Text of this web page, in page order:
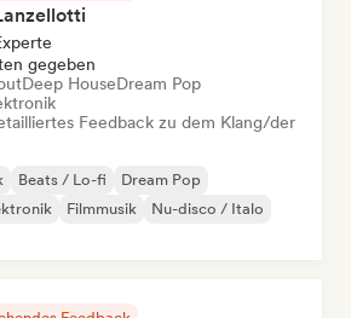
gegeben
Deep HouseDream Pop
Feedback zu dem Klang/der
Beats / Lo-fi
Dream Pop
Filmmusik
Nu-disco / Italo